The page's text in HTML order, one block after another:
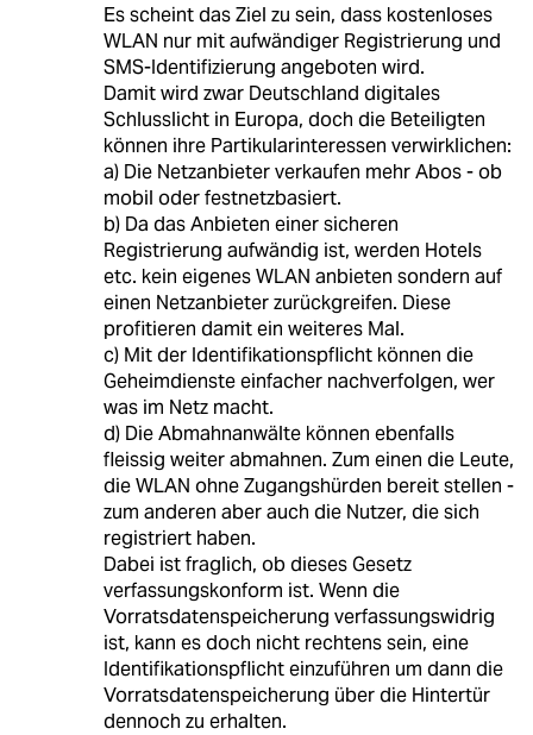
Es scheint das Ziel zu sein, dass kostenloses
WLAN nur mit aufwändiger Registrierung und
SMS-Identifizierung angeboten wird.
Damit wird zwar Deutschland digitales
Schlusslicht in Europa, doch die Beteiligten
können ihre Partikularinteressen verwirklichen:
a) Die Netzanbieter verkaufen mehr Abos - ob
mobil oder festnetzbasiert.
b) Da das Anbieten einer sicheren
Registrierung aufwändig ist, werden Hotels
etc. kein eigenes WLAN anbieten sondern auf
einen Netzanbieter zurückgreifen. Diese
profitieren damit ein weiteres Mal.
c) Mit der Identifikationspflicht können die
Geheimdienste einfacher nachverfolgen, wer
was im Netz macht.
d) Die Abmahnanwälte können ebenfalls
fleissig weiter abmahnen. Zum einen die Leute,
die WLAN ohne Zugangshürden bereit stellen -
zum anderen aber auch die Nutzer, die sich
registriert haben.
Dabei ist fraglich, ob dieses Gesetz
verfassungskonform ist. Wenn die
Vorratsdatenspeicherung verfassungswidrig
ist, kann es doch nicht rechtens sein, eine
Identifikationspflicht einzuführen um dann die
Vorratsdatenspeicherung über die Hintertür
dennoch zu erhalten.